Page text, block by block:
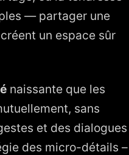
— partager une
un espace sûr
naissante que les
sans
et des dialogues
des micro-détails –